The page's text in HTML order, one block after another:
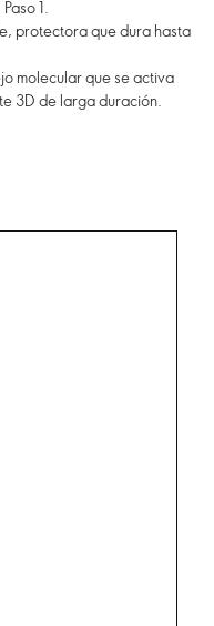
1.
protectora que dura hasta
molecular que se activa
3D de larga duración.